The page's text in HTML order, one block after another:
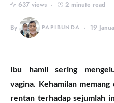
637 views 2 minute read
By PAPIBUNDA 19
Ibu hamil sering
vagina. Kehamilan
rentan terhadap sejumlah